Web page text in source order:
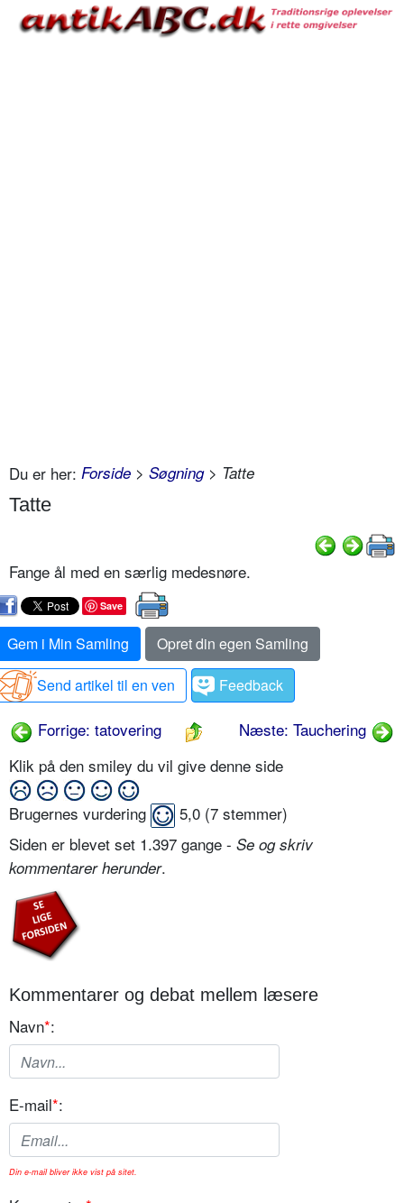
Du er her: Forside > Søgning> Tatte
Tatte
Fange ål med en særlig medesnøre.
Save
Gem i Min Samling
Opret din egen Samling
Send artikel til en ven
Feedback
Forrige: tatovering
Næste: Tauchering
Klik på den smiley du vil give denne side
Brugernes vurdering 5,0 (7 stemmer)
Siden er blevet set 1.397 gange - Se og skriv
kommentarer herunder.
Kommentarer og debat mellem læsere
Navn*:
E-mail*:
Din e-mail bliver ikke vist på sitet.